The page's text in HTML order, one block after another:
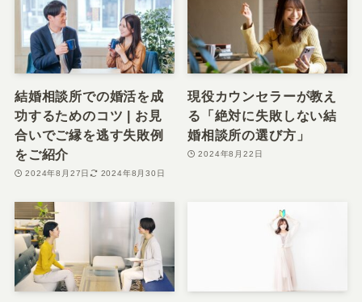
結婚相談所での婚活を成
功するためのコツ | お見
合いでご縁を逃す失敗例
をご紹介
2024年8月27日 2024年8月30日
現役カウンセラーが教え
る「絶対に失敗しない結
婚相談所の選び方」
2024年8月22日